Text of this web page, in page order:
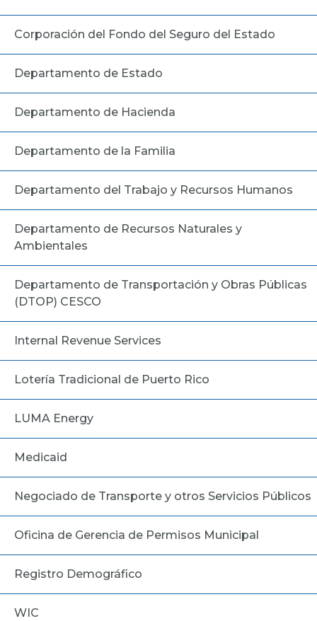
Corporación del Fondo del Seguro del Estado
Departamento de Estado
Departamento de Hacienda
Departamento de la Familia
Departamento del Trabajo y Recursos Humanos
Departamento de Recursos Naturales y
Ambientales
Departamento de Transportación y Obras Públicas
(DTOP) CESCO
Internal Revenue Services
Lotería Tradicional de Puerto Rico
LUMA Energy
Medicaid
Negociado de Transporte y otros Servicios Públicos
Oficina de Gerencia de Permisos Municipal
Registro Demográfico
WIC